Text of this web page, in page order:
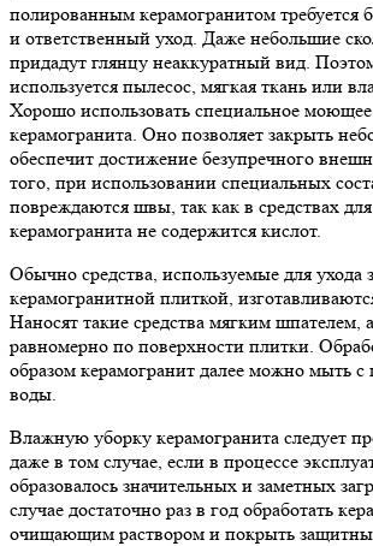
полированным керамогранитом требуется
и ответственный уход. Даже небольшие
придадут глянцу неаккуратный вид.
используется пылесос, мягкая ткань или
Хорошо использовать специальное моющее
керамогранита. Оно позволяет закрыть
обеспечит достижение безупречного
того, при использовании специальных
повреждаются швы, так как в средствах
керамогранита не содержится кислот.
Обычно средства, используемые для ухода
керамогранитной плиткой,
Наносят такие средства мягким шпателем,
равномерно по поверхности плитки.
образом керамогранит далее можно мыть
воды.
Влажную уборку керамогранита следует
даже в том случае, если в процессе
образовалось значительных и заметных
случае достаточно раз в год обработать
очищающим раствором и покрыть